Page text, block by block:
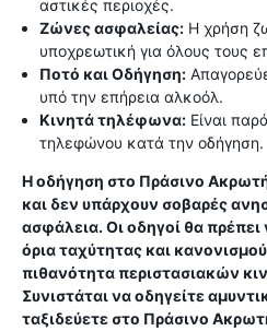
αστικές περιοχές.
Ζώνες ασφαλείας: Η χρήση
υποχρεωτική για όλους τους
Ποτό και Οδήγηση:
υπό την επήρεια αλκοόλ.
Κινητά τηλέφωνα: Είναι
τηλεφώνου κατά την οδήγηση.
Η οδήγηση στο Πράσινο
και δεν υπάρχουν σοβαρές
ασφάλεια. Οι οδηγοί θα
όρια ταχύτητας και
πιθανότητα περιστασιακών
Συνιστάται να οδηγείτε
ταξιδεύετε στο Πράσινο